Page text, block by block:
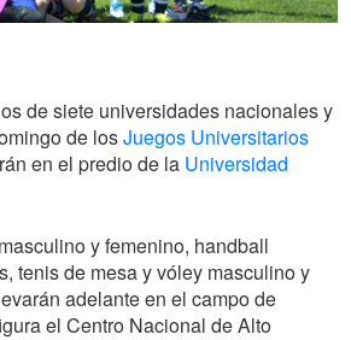
de siete universidades nacionales y
de losJuegos Universitarios
en el predio de la Universidad
y femenino, handball
tenis de mesa y vóley masculino y
adelante en el campo de
el Centro Nacional de Alto